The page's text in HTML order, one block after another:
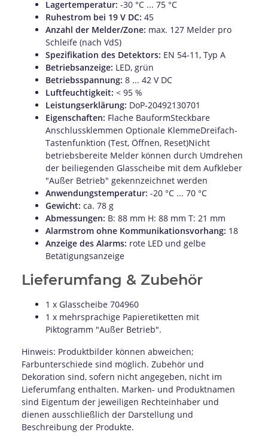
Lagertemperatur: -30 °C ... 75 °C
Ruhestrom bei 19 V DC: 45
Anzahl der Melder/Zone: max. 127 Melder pro
Schleife (nach VdS)
Spezifikation des Detektors: EN 54-11, Typ A
Betriebsanzeige: LED, grün
Betriebsspannung: 8 ... 42 V DC
Luftfeuchtigkeit: < 95 %
Leistungserklärung: DoP-20492130701
Eigenschaften: Flache BauformSteckbare
Anschlussklemmen Optionale KlemmeDreifach-
Tastenfunktion (Test, Öffnen, Reset)Nicht
betriebsbereite Melder können durch Umdrehen
der beiliegenden Glasscheibe mit dem Aufkleber
"Außer Betrieb" gekennzeichnet werden
Anwendungstemperatur: -20 °C ... 70 °C
Gewicht: ca. 78 g
Abmessungen: B: 88 mm H: 88 mm T: 21 mm
Alarmstrom ohne Kommunikationsvorhang: 18
Anzeige des Alarms: rote LED und gelbe
Betätigungsanzeige
Lieferumfang & Zubehör
1 x Glasscheibe 704960
1 x mehrsprachige Papieretiketten mit
Piktogramm "Außer Betrieb".
Hinweis: Produktbilder können abweichen;
Farbunterschiede sind möglich. Zubehör und
Dekoration sind, sofern nicht angegeben, nicht im
Lieferumfang enthalten. Marken- und Produktnamen
sind Eigentum der jeweiligen Rechteinhaber und
dienen ausschließlich der Darstellung und
Beschreibung der Produkte.